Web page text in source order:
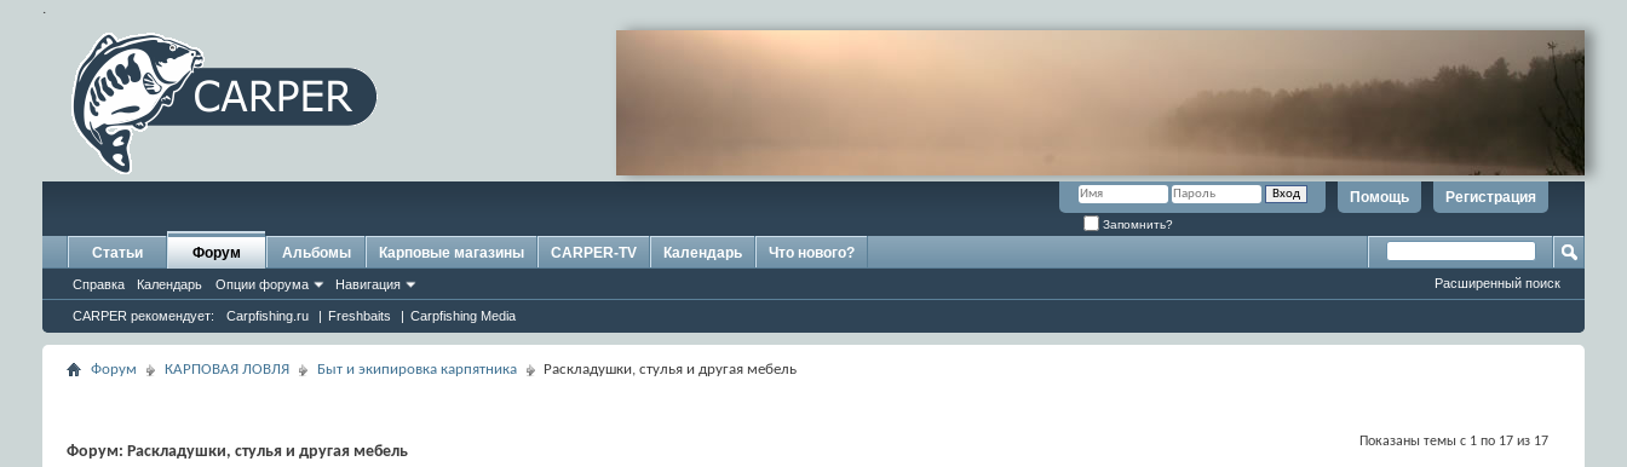
.
Регистрация
Помощь
Запомнить?
Статьи Форум
Справка Календарь Опции форума Навигация
CARPER рекомендует: Carpfishing.ru | Freshbaits | Carpfishing Media
Альбомы Карповые магазины CARPER-TV Календарь Что нового?
Расширенный поиск
Форум КАРПОВАЯ ЛОВЛЯ Быт и экипировка карпятника Раскладушки, стулья и другая мебель
Показаны темы с 1 по 17 из 17
Форум: Раскладушки, стулья и другая мебель